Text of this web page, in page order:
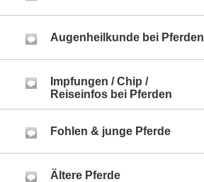
Augenheilkunde bei Pferden
Impfungen / Chip /
Reiseinfos bei Pferden
Fohlen & junge Pferde
Ältere Pferde